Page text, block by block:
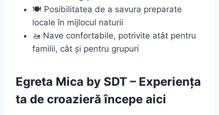
🍽️ Posibilitatea de a savura preparate
locale în mijlocul naturii
🚤 Nave confortabile, potrivite atât pentru
familii, cât și pentru grupuri
Egreta Mica by SDT – Experiența
ta de croazieră începe aici